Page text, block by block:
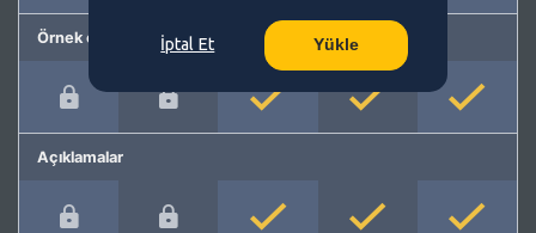
Örnek cümleler
Açıklamalar
İptal Et Yükle